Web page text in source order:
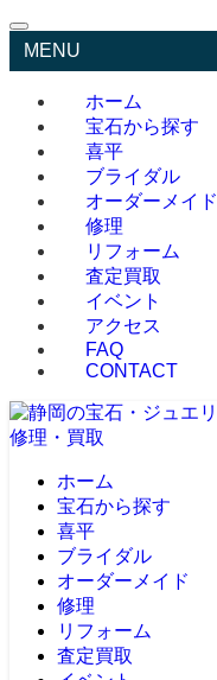
MENU
ホーム
宝石から探す
喜平
ブライダル
オーダーメイド
修理
リフォーム
査定買取
イベント
アクセス
FAQ
CONTACT
ホーム
宝石から探す
喜平
ブライダル
オーダーメイド
修理
リフォーム
査定買取